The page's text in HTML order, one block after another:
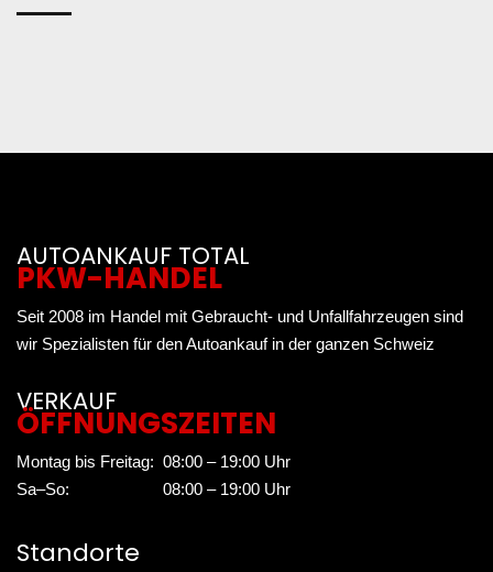
AUTOANKAUF TOTAL
PKW-HANDEL
Seit 2008 im Handel mit Gebraucht- und Unfallfahrzeugen sind
wir Spezialisten für den Autoankauf in der ganzen Schweiz
VERKAUF
ÖFFNUNGSZEITEN
Montag bis Freitag: 08:00 – 19:00 Uhr
Sa–So:
08:00 – 19:00 Uhr
Standorte